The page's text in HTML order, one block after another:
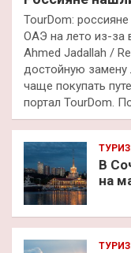
TourDom:
ОАЭ на лето из-за
Ahmed Jadallah /
достойную замену
чаще покупать
портал TourDom.
В
на